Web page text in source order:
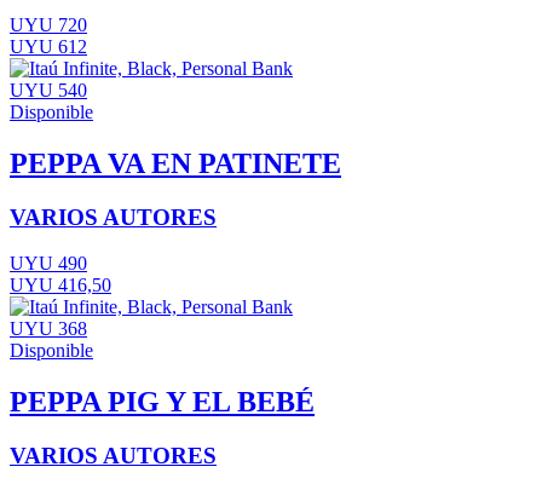
UYU 720
UYU 612
UYU 540
Disponible
PEPPA VA EN PATINETE
VARIOS AUTORES
UYU 490
UYU 416,50
UYU 368
Disponible
PEPPA PIG Y EL BEBÉ
VARIOS AUTORES